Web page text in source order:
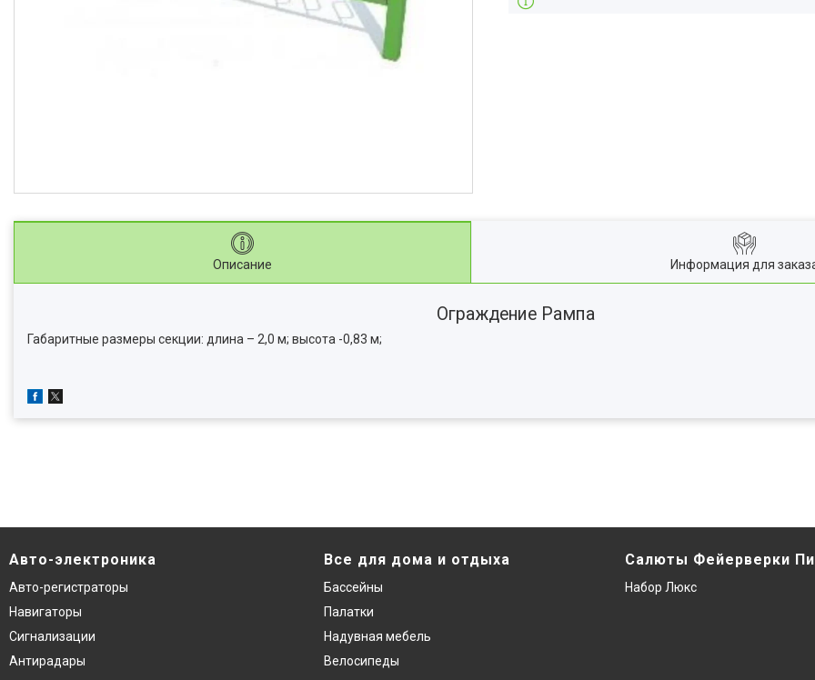
Описание Информация для
Ограждение Рампа
Габаритные размеры секции: длина – 2,0 м; высота -0,83 м;
Авто-электроника
Авто-регистраторы
Навигаторы
Сигнализации
Антирадары
Все для дома и отдыха
Бассейны
Палатки
Надувная мебель
Велосипеды
Салюты Фейерверки
Набор Люкс